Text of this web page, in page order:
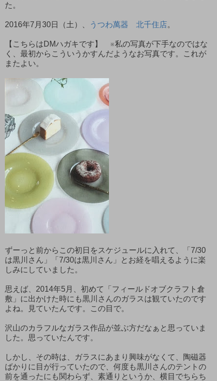
た。
2016年7月30日（土）、 うつわ萬器 北千住店。
【こちらはDMハガキです】 ※私の写真が下手なのではな
く、最初からこういうかすんだようなお写真です。これが
またよい。
ずーっと前からこの初日をスケジュールに入れて、「7/30
は黒川さん」「7/30は黒川さん」とお経を唱えるように楽
しみにしていました。
思えば、2014年5月、初めて「フィールドオブクラフト倉
敷」に出かけた時にも黒川さんのガラスは観ていたのです
よね。見ていたんです。この目で。
沢山のカラフルなガラス作品が並ぶ方だなぁと思っていま
した。思っていたんです。
しかし、その時は、ガラスにあまり興味がなくて、陶磁器
ばかりに目が行っていたので、何度も黒川さんのテントの
前を通ったにも関わらず、素通りというか、横目でちらち